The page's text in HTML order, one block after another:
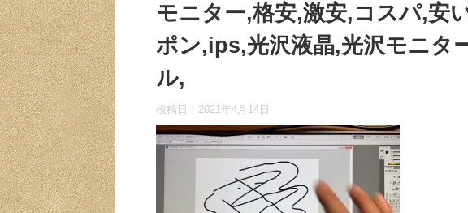
モニター,格安,激安,コスパ,安
ポン,ips,光沢液晶,光沢モニタ
ル,
投稿日： 2021年4月14日